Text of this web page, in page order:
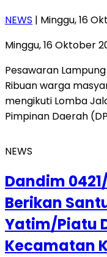
NEWS | Minggu, 16
Minggu, 16 Oktober
Pesawaran
Ribuan warga
mengikuti Lomba
Pimpinan Daerah
NEWS
Dandim
Berikan
Yatim/Piatu
Kecamatan